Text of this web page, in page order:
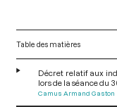
Table des matières
Décret relatif aux
lors de la séance du
Camus Armand Gaston